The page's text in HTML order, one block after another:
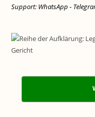
Support: WhatsApp -